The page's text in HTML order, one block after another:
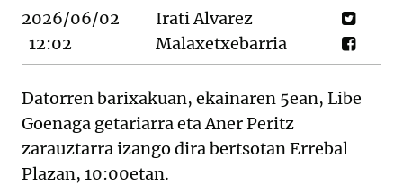
2026/06/02
12:02
Irati Alvarez
Malaxetxebarria
Datorren barixakuan, ekainaren 5ean, Libe
Goenaga getariarra eta Aner Peritz
zarauztarra izango dira bertsotan Errebal
Plazan, 10:00etan.